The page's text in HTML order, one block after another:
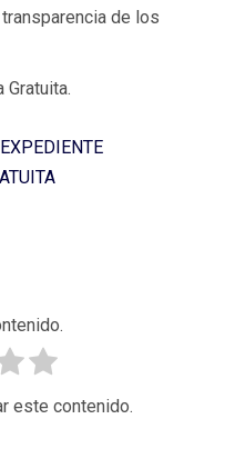
de los
este contenido.